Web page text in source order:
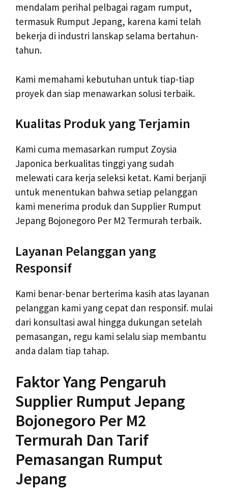
mendalam perihal pelbagai ragam rumput,
termasuk Rumput Jepang, karena kami telah
bekerja di industri lanskap selama bertahun-
tahun.
Kami memahami kebutuhan untuk tiap-tiap
proyek dan siap menawarkan solusi terbaik.
Kualitas Produk yang Terjamin
Kami cuma memasarkan rumput Zoysia
Japonica berkualitas tinggi yang sudah
melewati cara kerja seleksi ketat. Kami berjanji
untuk menentukan bahwa setiap pelanggan
kami menerima produk dan Supplier Rumput
Jepang Bojonegoro Per M2 Termurah terbaik.
Layanan Pelanggan yang
Responsif
Kami benar-benar berterima kasih atas layanan
pelanggan kami yang cepat dan responsif. mulai
dari konsultasi awal hingga dukungan setelah
pemasangan, regu kami selalu siap membantu
anda dalam tiap tahap.
Faktor Yang Pengaruh
Supplier Rumput Jepang
Bojonegoro Per M2
Termurah Dan Tarif
Pemasangan Rumput
Jepang